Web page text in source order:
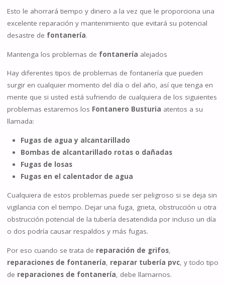
Esto le ahorrará tiempo y dinero a la vez que le proporciona una
excelente reparación y mantenimiento que evitará su potencial
desastre de fontanería.
Mantenga los problemas de fontanería alejados
Hay diferentes tipos de problemas de fontanería que pueden
surgir en cualquier momento del día o del año, así que tenga en
mente que si usted está sufriendo de cualquiera de los siguientes
problemas estaremos los Fontanero Busturia atentos a su
llamada:
Fugas de agua y alcantarillado
Bombas de alcantarillado rotas o dañadas
Fugas de losas
Fugas en el calentador de agua
Cualquiera de estos problemas puede ser peligroso si se deja sin
vigilancia con el tiempo. Dejar una fuga, grieta, obstrucción u otra
obstrucción potencial de la tubería desatendida por incluso un día
o dos podría causar respaldos y más fugas.
Por eso cuando se trata de reparación de grifos,
reparaciones de fontanería reparar tubería pvc, y todo tipo
de reparaciones de fontanería , debe llamarnos.